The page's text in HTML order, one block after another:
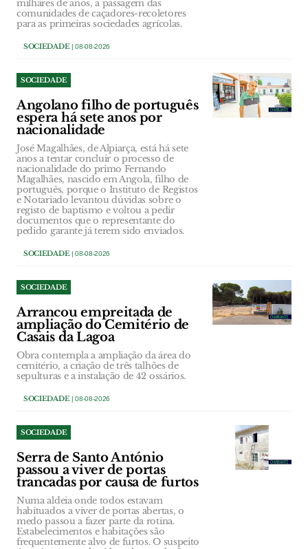
milhares de anos, a passagem das
comunidades de caçadores-recoletores
para as primeiras sociedades agrícolas.
SOCIEDADE| 08-08-2026
SOCIEDADE
Angolano filho de português
espera há sete anos por
nacionalidade
José Magalhães, de Alpiarça, está há sete
anos a tentar concluir o processo de
nacionalidade do primo Fernando
Magalhães, nascido em Angola, filho de
português, porque o Instituto de Registos
e Notariado levantou dúvidas sobre o
registo de baptismo e voltou a pedir
documentos que o representante do
pedido garante já terem sido enviados.
SOCIEDADE| 08-08-2026
SOCIEDADE
Arrancou empreitada de
ampliação do Cemitério de
Casais da Lagoa
Obra contempla a ampliação da área do
cemitério, a criação de três talhões de
sepulturas e a instalação de 42 ossários.
SOCIEDADE| 08-08-2026
SOCIEDADE
Serra de Santo António
passou a viver de portas
trancadas por causa de furtos
Numa aldeia onde todos estavam
habituados a viver de portas abertas, o
medo passou a fazer parte da rotina.
Estabelecimentos e habitações são
frequentemente alvo de furtos. O suspeito